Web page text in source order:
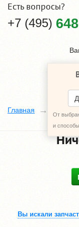
Есть вопросы?
+7 (495)
От
и
Главная
Вы искали